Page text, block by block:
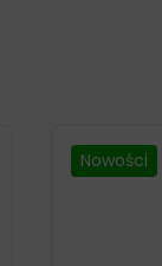
Nowości